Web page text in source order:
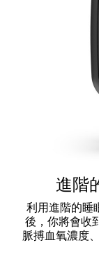
進階
利用進階的睡
後，你將會收
脈搏血氧濃度